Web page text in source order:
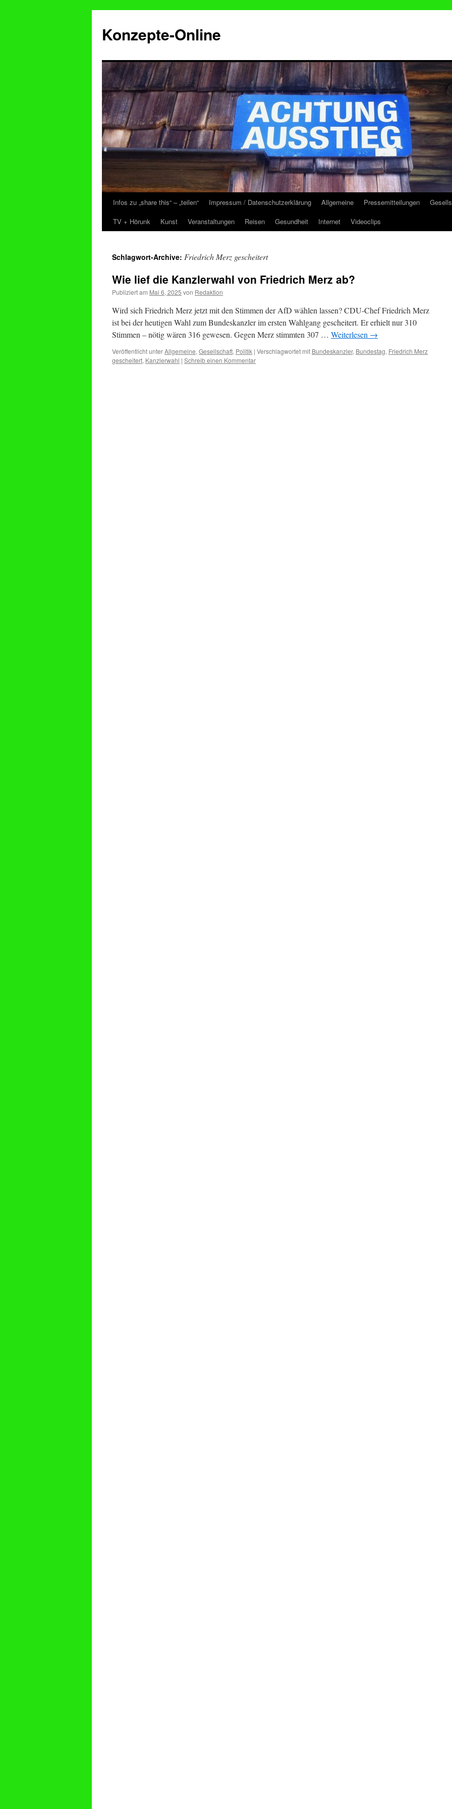
Konzepte-Online
Zum
Inhalt
Infos zu „share this“ – „teilen“ Impressum / Datenschutzerklärung Allgemeine Pressemitteilungen
TV + Hörunk
Kunst Veranstaltungen Reisen Gesundheit Internet Videoclips
Schlagwort-Archive: Friedrich Merz gescheitert
Wie lief die Kanzlerwahl von Friedrich Merz ab?
Publiziert am Mai 6, 2025 von Redaktion
Wird sich Friedrich Merz jetzt mit den Stimmen der AfD wählen lassen? CDU-Chef Friedrich Merz
ist bei der heutigen Wahl zum Bundeskanzler im ersten Wahlgang gescheitert. Er erhielt nur 310
Stimmen – nötig wären 316 gewesen. Gegen Merz stimmten 307 … Weiterlesen →
Veröffentlicht unterAllgemeine, Gesellschaft, Politik | Verschlagwortet mit Bundeskanzler, Bundestag, Friedrich Merz
gescheitert, Kanzlerwahl | Schreib einen Kommentar